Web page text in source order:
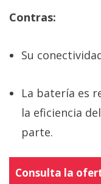
Contras:
Su
La batería es
la eficiencia
parte.
Consulta la